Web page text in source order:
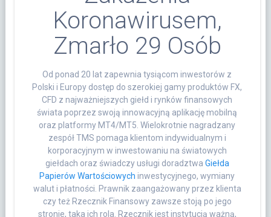
Koronawirusem,
Zmarło 29 Osób
Od ponad 20 lat zapewnia tysiącom inwestorów z
Polski i Europy dostęp do szerokiej gamy produktów FX,
CFD z najważniejszych giełd i rynków finansowych
świata poprzez swoją innowacyjną aplikację mobilną
oraz platformy MT4/MT5. Wielokrotnie nagradzany
zespół TMS pomaga klientom indywidualnym i
korporacyjnym w inwestowaniu na światowych
giełdach oraz świadczy usługi doradztwa Giełda
Papierów Wartościowych inwestycyjnego, wymiany
walut i płatności. Prawnik zaangażowany przez klienta
czy też Rzecznik Finansowy zawsze stoją po jego
stronie, taka ich rola. Rzecznik jest instytucją ważną,